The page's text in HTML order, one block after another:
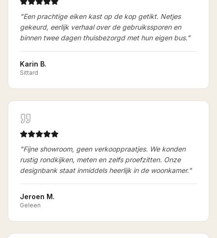
"Een prachtige eiken kast op de kop getikt. Netjes
gekeurd, eerlijk verhaal over de gebruikssporen en
binnen twee dagen thuisbezorgd met hun eigen bus."
Karin B.
Sittard
"Fijne showroom, geen verkooppraatjes. We konden
rustig rondkijken, meten en zelfs proefzitten. Onze
designbank staat inmiddels heerlijk in de woonkamer."
Jeroen M.
Geleen